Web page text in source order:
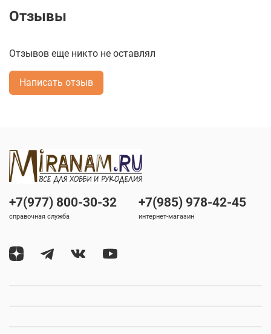
Отзывы
Отзывов еще никто не оставлял
Написать отзыв
+7(977) 800-30-32
справочная служба
+7(985) 978-42-45
интернет-магазин